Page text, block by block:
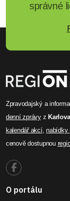
správné
Zpravodajský a
denní zprávyz
kalendář akcí,nabídky
cenově dostupnou
O portálu